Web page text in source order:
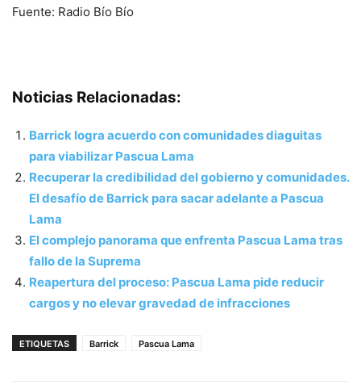
Fuente: Radio Bío Bío
Noticias Relacionadas:
Barrick logra acuerdo con comunidades diaguitas
para viabilizar Pascua Lama
Recuperar la credibilidad del gobierno y comunidades.
El desafío de Barrick para sacar adelante a Pascua
Lama
El complejo panorama que enfrenta Pascua Lama tras
fallo de la Suprema
Reapertura del proceso: Pascua Lama pide reducir
cargos y no elevar gravedad de infracciones
ETIQUETAS Barrick Pascua Lama